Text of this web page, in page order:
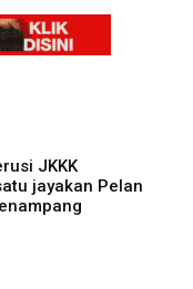
JKKK
jayakan Pelan